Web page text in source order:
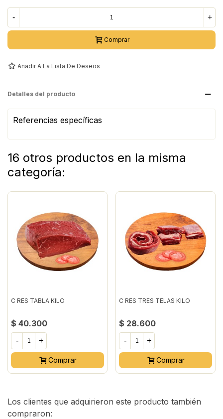
- +
Comprar
Añadir A La Lista De Deseos
Detalles del producto
Referencias específicas
16 otros productos en la misma
categoría:
C RES TABLA KILO
$ 40.300
- +
Comprar
C RES TRES TELAS KILO
$ 28.600
- +
Comprar
Los clientes que adquirieron este producto también
compraron: